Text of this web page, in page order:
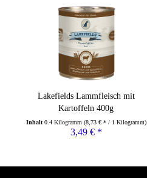
Lakefields Lammfleisch mit
Kartoffeln 400g
Inhalt 0.4 Kilogramm (8,73 € * / 1 Kilogramm)
3,49 € *